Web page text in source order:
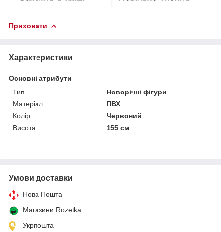
Приховати
Характеристики
Основні атрибути
Тип
Новорічні фігури
Матеріал
ПВХ
Колір
Червоний
Висота
155 см
Умови доставки
Нова Пошта
Магазини Rozetka
Укрпошта